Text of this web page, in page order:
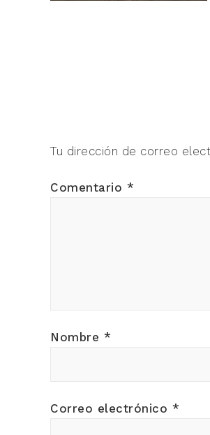
Tu dirección de correo
Comentario *
Nombre *
Correo electrónico *